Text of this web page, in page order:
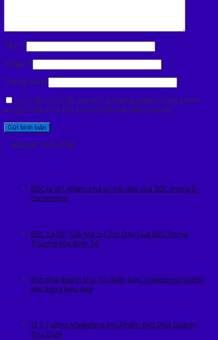
Tên *
Email *
Trang web
Lưu tên của tôi, email, và trang web trong trình
duyệt này cho lần bình luận kế tiếp của tôi.
Bài viết mới nhất
B2C là gì? Khám phá sự trỗi dậy của B2C trong E-
commerce
B2C Là Gì? Giải Mã Sự Trỗi Dậy Của B2C Trong
Thương Mại Điện Tử
Bứt phá doanh thu: 10 chiến lược marketing ngành
xây dựng hiệu quả
12 Ý Tưởng Marketing Mỹ Phẩm Đột Phá Doanh
Thu 2024